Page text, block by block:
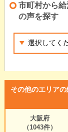
市町村から
の声を探す
その他のエリア
大阪府
（1043件）